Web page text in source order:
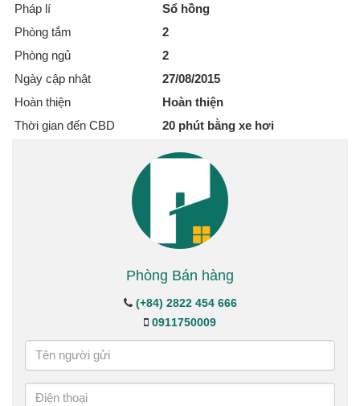
Pháp lí
Sổ hồng
Phòng tắm
2
Phòng ngủ
2
Ngày cập nhật
27/08/2015
Hoàn thiện
Hoàn thiện
Thời gian đến CBD
20 phút bằng xe hơi
Phòng Bán hàng
(+84) 2822 454 666
0911750009